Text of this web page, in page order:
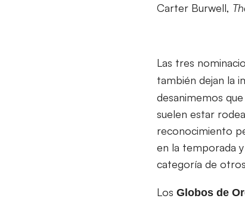
Carter Burwell,
Las tres
también dejan la
desanimemos
suelen estar
reconocimiento
en la temporada
categoría de
Los Globos de